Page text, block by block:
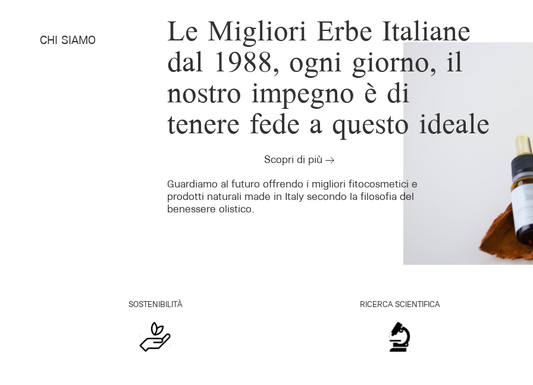
CHI SIAMO Le Migliori Erbe Italiane
dal 1988, ogni giorno, il
nostro impegno è di
tenere fede a questo ideale
Scopri di più
Guardiamo al futuro offrendo i migliori fitocosmetici e
prodotti naturali made in Italy secondo la filosofia del
benessere olistico.
SOSTENIBILITÀ RICERCA SCIENTIFICA